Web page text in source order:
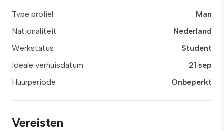
Type profiel
Man
Nationaliteit
Nederland
Werkstatus
Student
Ideale verhuisdatum
21 sep
Huurperiode
Onbeperkt
Vereisten